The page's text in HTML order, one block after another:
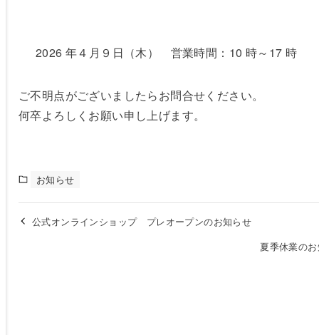
2026 年４月９日（木） 営業時間：10 時～17 時
ご不明点がございましたらお問合せください。
何卒よろしくお願い申し上げます。
お知らせ
公式オンラインショップ プレオープンのお知らせ
夏季休業の